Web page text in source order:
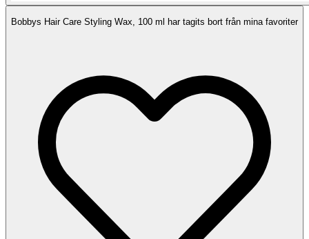
Bobbys Hair Care Styling Wax, 100 ml har tagits bort från mina favoriter